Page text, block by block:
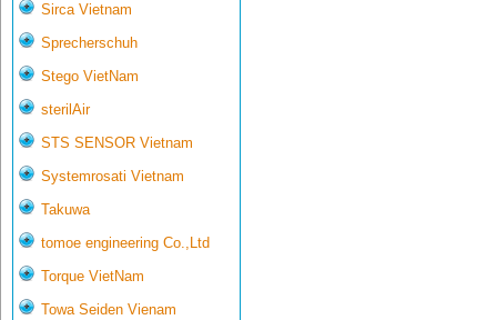
Sirca Vietnam
Sprecherschuh
Stego VietNam
sterilAir
STS SENSOR Vietnam
Systemrosati Vietnam
Takuwa
tomoe engineering Co.,Ltd
Torque VietNam
Towa Seiden Vienam